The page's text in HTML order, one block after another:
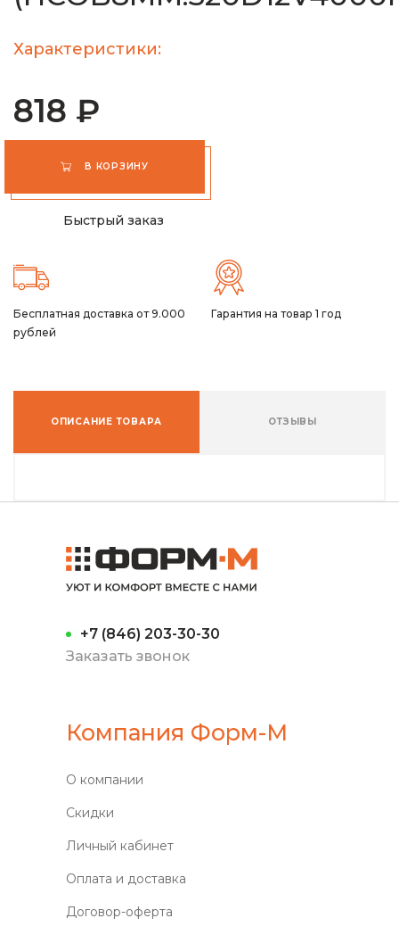
Характеристики:
818 ₽
В КОРЗИНУ
Быстрый заказ
Бесплатная доставка от 9.000
рублей
Гарантия на товар 1 год
ОПИСАНИЕ ТОВАРА ОТЗЫВЫ
+7 (846) 203-30-30
Заказать звонок
Компания Форм-М
О компании
Скидки
Личный кабинет
Оплата и доставка
Договор-оферта